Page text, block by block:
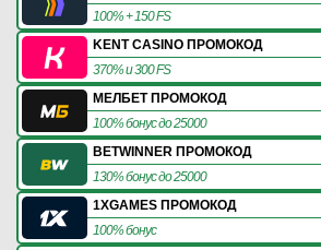
100% + 150 FS
KENT CASINO ПРОМОКОД
370% и 300 FS
МЕЛБЕТ ПРОМОКОД
100% бонус до 25000
BETWINNER ПРОМОКОД
130% бонус до 25000
1XGAMES ПРОМОКОД
100% бонус